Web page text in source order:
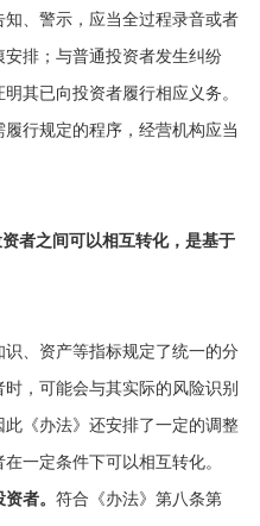
、警示，应当全过程录音或者
排；与普通投资者发生纠纷
其已向投资者履行相应义务。
行规定的程序，经营机构应当
者之间可以相互转化，是基于
识、资产等指标规定了统一的分
，可能会与其实际的风险识别
《办法》还安排了一定的调整
一定条件下可以相互转化。
者。 符合《办法》第八条第